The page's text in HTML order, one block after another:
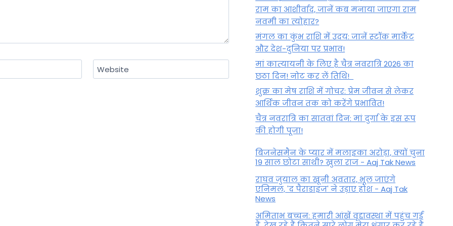
Website
राम का आशीर्वाद, जानें कब मनाया जाएगा राम
नवमी का त्योहार?
मंगल का कुंभ राशि में उदय: जानें स्‍टॉक मार्केट
और देश-दुनिया पर प्रभाव!
मां कात्‍यायनी के लिए है चैत्र नवरात्रि 2026 का
छठा दिन! नोट कर लें तिथि!
शुक्र का मेष राशि में गोचर: प्रेम जीवन से लेकर
आर्थिक जीवन तक को करेंगे प्रभावित!
चैत्र नवरात्रि का सातवां दिन: मां दुर्गा के इस रूप
की होगी पूजा!
बिजनेसमैन के प्यार में मलाइका अरोड़ा, क्यों चुना
19 साल छोटा साथी? खुला राज - Aaj Tak News
राघव जुयाल का खूनी अवतार, भूल जाएंगे
एनिमल, 'द पैराडाइज' ने उड़ाए होश - Aaj Tak
News
अमिताभ बच्चन: हमारी आंखें वृद्दावस्था में पहुंच गई